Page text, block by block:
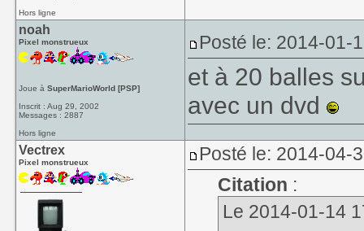
Hors ligne
noah
Pixel monstrueux
Joue àSuperMarioWorld [PSP]
Inscrit : Aug 29, 2002
Messages : 2887
Hors ligne
Posté le: 2014-01-
et à 20 balles
avec un dvd
Vectrex
Pixel monstrueux
Posté le: 2014-04-
Citation :
Le 2014-01-14